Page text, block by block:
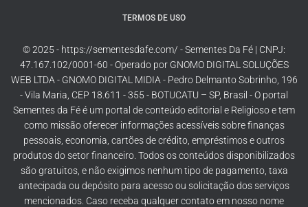
TERMOS DE USO
© 2025 - https://sementesdafe.com/ - Sementes Da Fé | CNPJ:
47.167.102/0001-60 - Operado por GNOMO DIGITAL SOLUÇÕES
WEB LTDA - GNOMO DIGITAL MIDIA - Pedro Delmanto Sobrinho, 196
- Vila Maria, CEP 18.611 - 355 - BOTUCATU – SP, Brasil - O portal
Sementes da Fé é um portal de conteúdo editorial e Religioso e tem
como missão oferecer informações acessíveis sobre finanças
pessoais, economia, cartões de crédito, empréstimos e outros
produtos do setor financeiro. Todos os conteúdos disponibilizados
são gratuitos, e não exigimos nenhum tipo de pagamento, taxa
antecipada ou depósito para acesso ou solicitação dos serviços
mencionados. Caso receba qualquer contato em nosso nome